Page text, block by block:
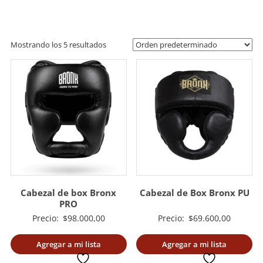
Mostrando los 5 resultados
Cabezal de box Bronx
PRO
Precio: $98.000,00
Agregar a mi lista
Cabezal de Box Bronx PU
Precio: $69.600,00
Agregar a mi lista